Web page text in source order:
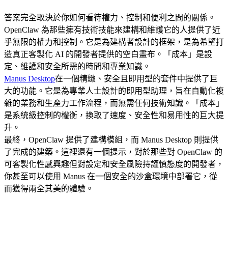
答案完全取決於你如何看待權力、控制和便利之間的關係。
OpenClaw 為那些擁有技術技能來建構和維護它的人提供了近
乎無限的權力和控制。它是為建構者設計的框架，是為希望打
造真正客製化 AI 的開發者提供的空白畫布。「成本」是設
定、維護和安全所需的時間和專業知識。
Manus Desktop在一個精緻、安全且即用型的套件中提供了巨
大的功能。它是為專業人士設計的即用型助理，旨在自動化複
雜的業務和生產力工作流程，而無需任何技術知識。「成本」
是系統級控制的權衡，換取了速度、安全性和易用性的巨大提
升。
最終，OpenClaw 提供了建構模組，而 Manus Desktop 則提供
了完成的建築。這裡還有一個提示，對於那些對 OpenClaw 的
可客製化性感興趣但對設定和安全風險持謹慎態度的開發者，
你甚至可以使用 Manus 在一個安全的沙盒環境中部署它，從
而獲得兩全其美的體驗。